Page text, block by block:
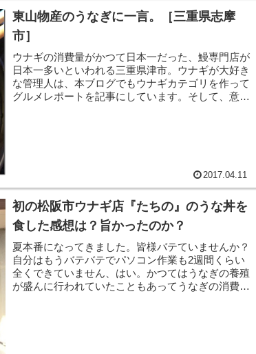
東山物産のうなぎに一言。［三重県志摩
市］
ウナギの消費量がかつて日本一だった、鰻専門店が
日本一多いといわれる三重県津市。ウナギが大好き
な管理人は、本ブログでもウナギカテゴリを作って
グルメレポートを記事にしています。そして、意外
2017.04.11
初の松阪市ウナギ店『たちの』のうな丼を
食した感想は？旨かったのか？
夏本番になってきました。皆様バテていませんか？
自分はもうバテバテでパソコン作業も2週間くらい
全くできていません、はい。かつてはうなぎの養殖
が盛んに行われていたこともあってうなぎの消費量